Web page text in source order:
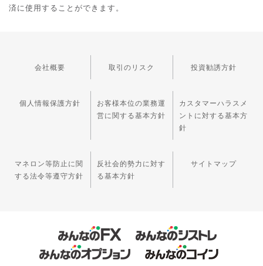
済に使用することができます。
会社概要 取引のリスク 投資勧誘方針
個人情報保護方針
お客様本位の業務運
営に関する基本方針
カスタマーハラスメ
ントに対する基本方
針
マネロン等防止に関
する法令等遵守方針
反社会的勢力に対す
る基本方針
サイトマップ